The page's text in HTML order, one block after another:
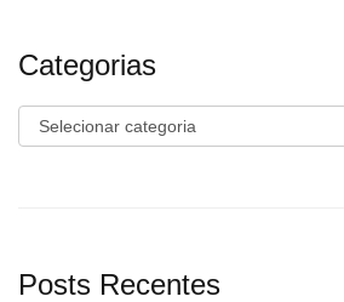
Categorias
Categorias
Posts Recentes